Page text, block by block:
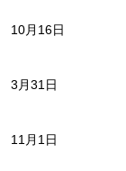
10月16日
3月31日
11月1日